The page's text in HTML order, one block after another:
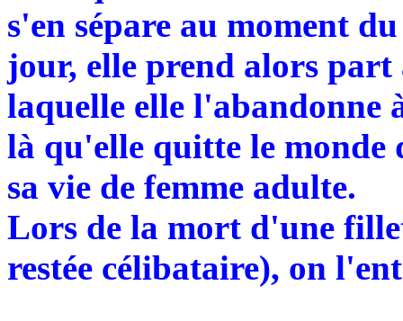
s'en sépare au moment
jour, elle prend alors part
laquelle elle l'abandonne
là qu'elle quitte le monde
sa vie de femme adulte.
Lors de la mort d'une
restée célibataire), on